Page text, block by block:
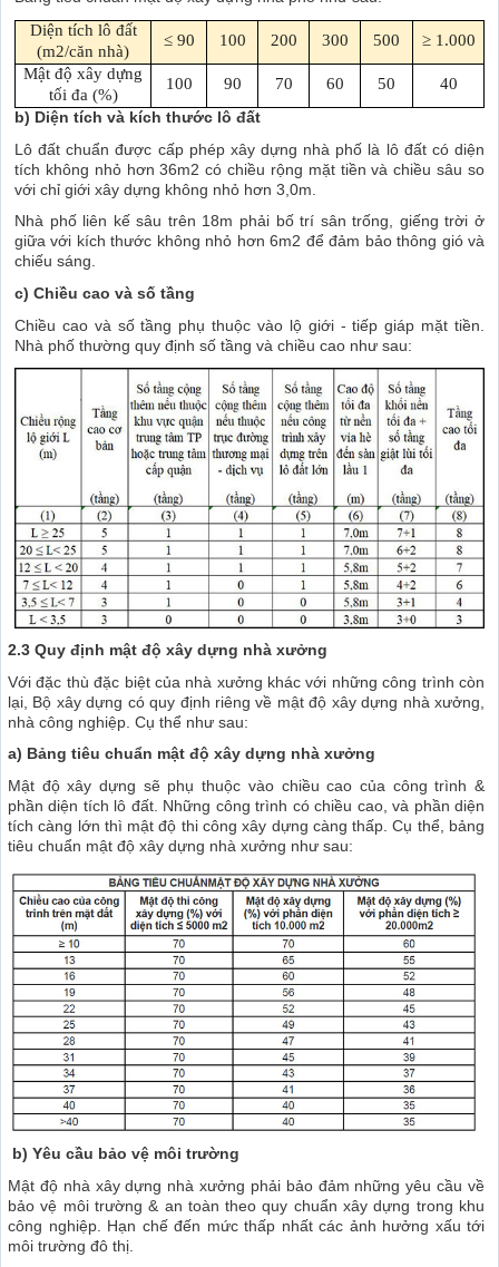
Diện tích lô đất
(m2/căn nhà)
≤ 90 100 200 300 500
≥ 1.000
Mật độ xây dựng
tối đa (%)
100 90 70 60 50
40
b) Diện tích và kích thước lô đất
Lô đất chuẩn được cấp phép xây dựng nhà phố là lô đất có diện
tích không nhỏ hơn 36m2 có chiều rộng mặt tiền và chiều sâu so
với chỉ giới xây dựng không nhỏ hơn 3,0m.
Nhà phố liên kế sâu trên 18m phải bố trí sân trống, giếng trời ở
giữa với kích thước không nhỏ hơn 6m2 để đảm bảo thông gió và
chiếu sáng.
c) Chiều cao và số tầng
Chiều cao và số tầng phụ thuộc vào lộ giới - tiếp giáp mặt tiền.
Nhà phố thường quy định số tầng và chiều cao như sau:
2.3 Quy định mật độ xây dựng nhà xưởng
Với đặc thù đặc biệt của nhà xưởng khác với những công trình còn
lại, Bộ xây dựng có quy định riêng về mật độ xây dựng nhà xưởng,
nhà công nghiệp. Cụ thể như sau:
a) Bảng tiêu chuẩn mật độ xây dựng nhà xưởng
Mật độ xây dựng sẽ phụ thuộc vào chiều cao của công trình &
phần diện tích lô đất. Những công trình có chiều cao, và phần diện
tích càng lớn thì mật độ thi công xây dựng càng thấp. Cụ thể, bảng
tiêu chuẩn mật độ xây dựng nhà xưởng như sau:
b) Yêu cầu bảo vệ môi trường
Mật độ nhà xây dựng nhà xưởng phải bảo đảm những yêu cầu về
bảo vệ môi trường & an toàn theo quy chuẩn xây dựng trong khu
công nghiệp. Hạn chế đến mức thấp nhất các ảnh hưởng xấu tới
môi trường đô thị.